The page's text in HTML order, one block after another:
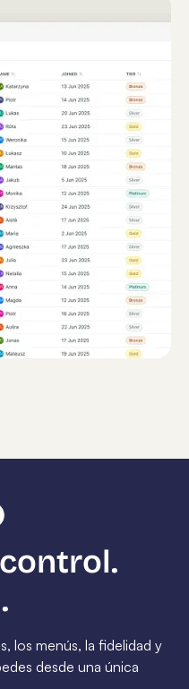
los menús, la fidelidad y
desde una única